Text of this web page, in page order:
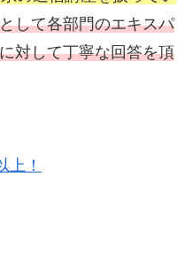
して各部門のエキスパ
対して丁寧な回答を頂
！